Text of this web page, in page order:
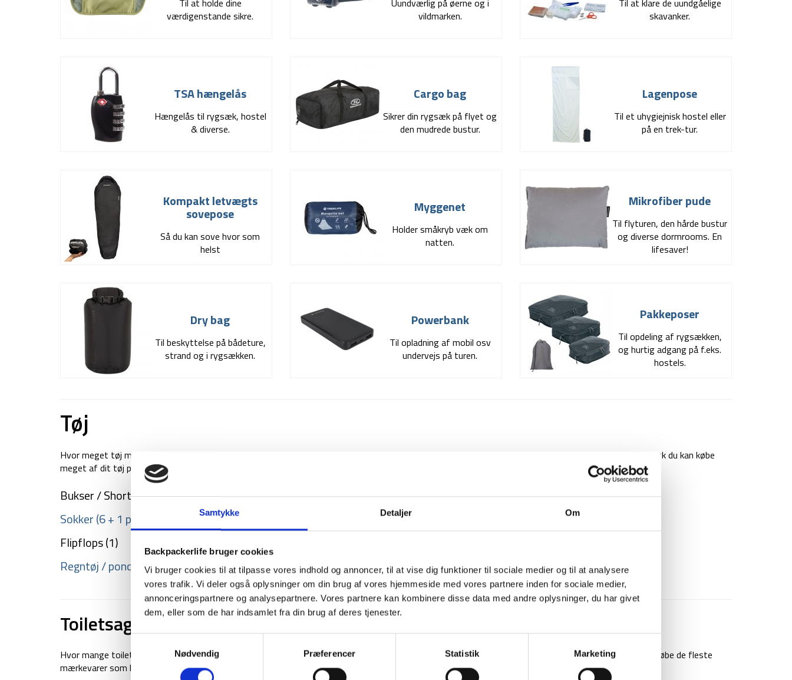
Samtykke Detaljer Om
Backpackerlife bruger cookies
Vi bruger cookies til at tilpasse vores indhold og annoncer, til at vise dig funktioner til sociale medier og til at analysere
vores trafik. Vi deler også oplysninger om din brug af vores hjemmeside med vores partnere inden for sociale medier,
annonceringspartnere og analysepartnere. Vores partnere kan kombinere disse data med andre oplysninger, du har givet
dem, eller som de har indsamlet fra din brug af deres tjenester.
Nødvendig
Præferencer Statistik Marketing
Til at holde dine
værdigenstande sikre.
Uundværlig på øerne og i
vildmarken.
Til at klare de uundgåelige
skavanker.
TSA hængelås
Hængelås til rygsæk, hostel
& diverse.
Cargo bag
Sikrer din rygsæk på flyet og
den mudrede bustur.
Lagenpose
Til et uhygiejnisk hostel eller
på en trek-tur.
Kompakt letvægts
sovepose
Så du kan sove hvor som
helst
Myggenet
Holder småkryb væk om
natten.
Mikrofiber pude
Til flyturen, den hårde bustur
og diverse dormrooms. En
lifesaver!
Dry bag
Til beskyttelse på bådeture,
strand og i rygsækken.
Powerbank
Til opladning af mobil osv
undervejs på turen.
Pakkeposer
Til opdeling af rygsækken,
og hurtig adgang på f.eks.
hostels.
Tøj
Hvor meget tøj man bruger undervejs varierer meget og afhænger af temperament. Mængden af tøj kan variere alt efter rejsedestinationen – men husk du kan købe
meget af dit tøj på destinationen. Vi har givet et bud på hvad en typisk backpacker kunne få brug for undervejs.
Bukser / Shorts (2 / 2)
Sokker (6 + 1 par varme)
Flipflops (1)
Regntøj / poncho
T-Shirt / Top (4)
Badebukser
Underbukser / BH (7 / 3)
Toiletsager
Hvor mange toiletsager man tager med er forskelligt fra person til person. Husk, at kommer du til en storby i langt de fleste af verdens lande, kan du købe de fleste
mærkevarer som herhjemme i Danmark. Dog er vores erfaring, at linser / briller m.m. kan være svære at finde i udlandet.